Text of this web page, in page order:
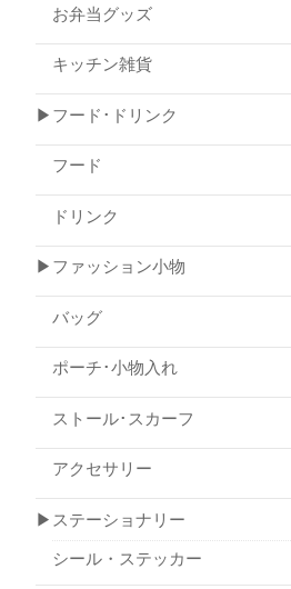
お弁当グッズ
キッチン雑貨
▶フード･ドリンク
フード
ドリンク
▶ファッション小物
バッグ
ポーチ･小物入れ
ストール･スカーフ
アクセサリー
▶ステーショナリー
シール・ステッカー